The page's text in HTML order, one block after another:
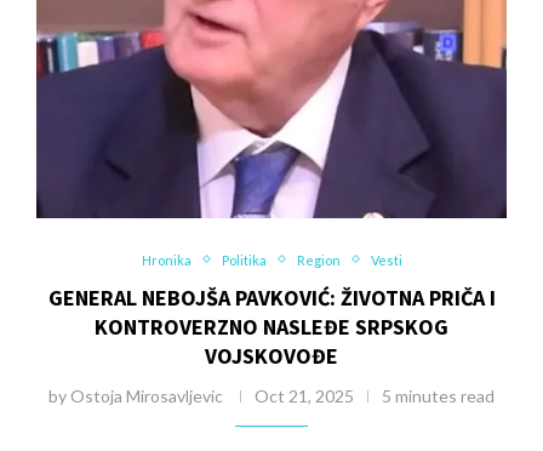
Hronika Politika Region Vesti
GENERAL NEBOJŠA PAVKOVIĆ: ŽIVOTNA PRIČA I
KONTROVERZNO NASLEĐE SRPSKOG
VOJSKOVOĐE
by Ostoja Mirosavljevic Oct 21, 2025 5 minutes read